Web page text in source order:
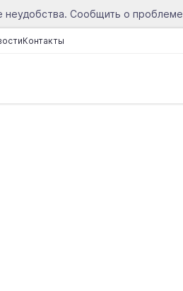
неудобства. Сообщить о проблеме
Контакты